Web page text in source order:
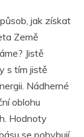
jak získat
Země
Jistě
s tím jistě
Nádherné
oblohu
Hodnoty